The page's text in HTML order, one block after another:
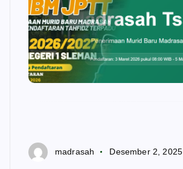
madrasah Desember 2, 2025